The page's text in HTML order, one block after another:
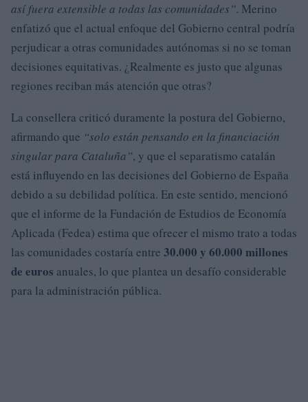
así fuera extensible a todas las comunidades”. Merino
enfatizó que el actual enfoque del Gobierno central podría
perjudicar a otras comunidades autónomas si no se toman
decisiones equitativas. ¿Realmente es justo que algunas
regiones reciban más atención que otras?
La consellera criticó duramente la postura del Gobierno,
afirmando que “solo están pensando en la financiación
singular para Cataluña”, y que el separatismo catalán
está influyendo en las decisiones del Gobierno de España
debido a su debilidad política. En este sentido, mencionó
que el informe de la Fundación de Estudios de Economía
Aplicada (Fedea) estima que ofrecer el mismo trato a todas
las comunidades costaría entre 30.000 y 60.000 millones
de euros anuales, lo que plantea un desafío considerable
para la administración pública.